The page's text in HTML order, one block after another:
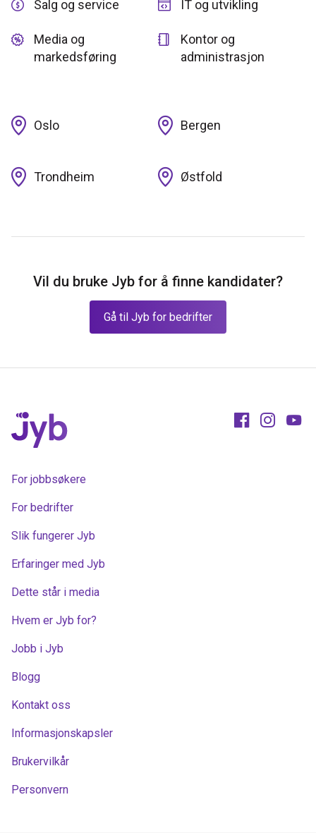
Salg og service
Media og
markedsføring
IT og utvikling
Kontor og
administrasjon
Oslo Bergen
Trondheim Østfold
Vil du bruke Jyb for å finne kandidater?
Gå til Jyb for bedrifter
For jobbsøkere
For bedrifter
Slik fungerer Jyb
Erfaringer med Jyb
Dette står i media
Hvem er Jyb for?
Jobb i Jyb
Blogg
Kontakt oss
Informasjonskapsler
Brukervilkår
Personvern